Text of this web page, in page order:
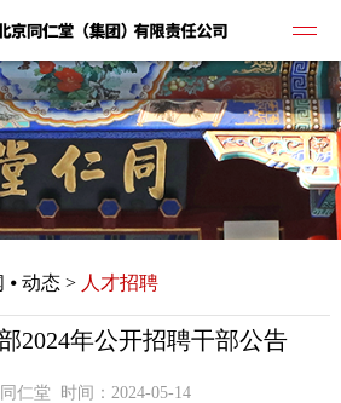
党建
人才
⦁ 动态 > 人才招聘
2024年公开招聘干部公告
仁堂 时间：2024-05-14